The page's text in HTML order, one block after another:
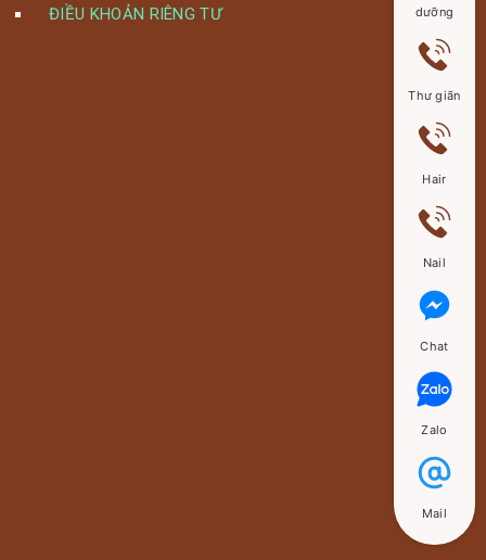
ĐIỀU KHOẢN RIÊNG TƯ
dưỡng
Thư giãn
Hair
Nail
Chat
Zalo
Mail